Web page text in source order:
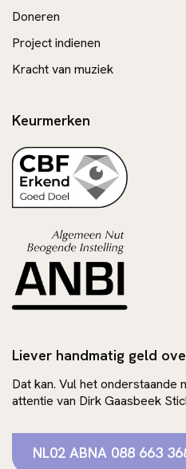
Doneren
Project indienen
Kracht van muziek
Keurmerken
Liever handmatig geld
Dat kan. Vul het onderstaande
attentie van Dirk Gaasbeek
NL02 ABNA 088 663